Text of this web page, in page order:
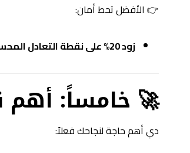
👉 الأفضل تحط أمان:
زود 20% على نقطة التعادل المحسوبة
🚀 خامساً: أهم
دي أهم حاجة لنجاحك فعلاً: